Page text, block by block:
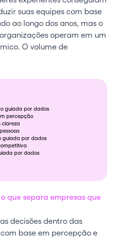
suas equipes com base
ao longo dos anos, mas o
operam em um
O volume de
guiada por dados
percepção
clareza
guiada por dados
por dados
que separa empresas que
decisões dentro das
base em percepção e